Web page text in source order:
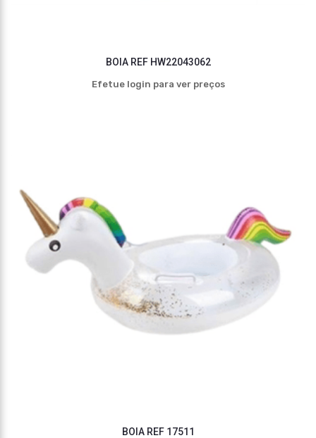
BOIA REF HW22043062
Efetue login para ver preços
BOIA REF 17511